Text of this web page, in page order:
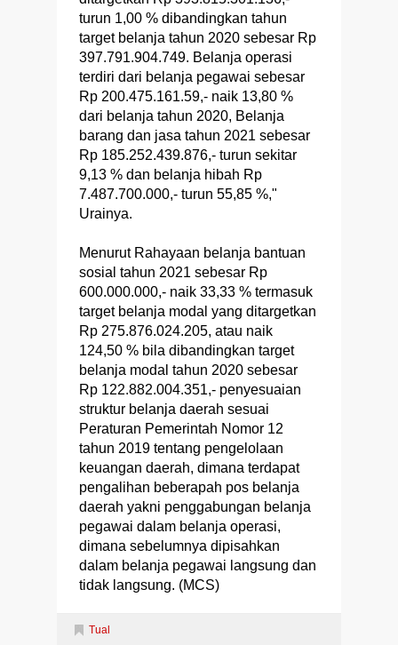
turun 1,00 % dibandingkan tahun
target belanja tahun 2020 sebesar Rp
397.791.904.749. Belanja operasi
terdiri dari belanja pegawai sebesar
Rp 200.475.161.59,- naik 13,80 %
dari belanja tahun 2020, Belanja
barang dan jasa tahun 2021 sebesar
Rp 185.252.439.876,- turun sekitar
9,13 % dan belanja hibah Rp
7.487.700.000,- turun 55,85 %,"
Urainya.
Menurut Rahayaan belanja bantuan
sosial tahun 2021 sebesar Rp
600.000.000,- naik 33,33 % termasuk
target belanja modal yang ditargetkan
Rp 275.876.024.205, atau naik
124,50 % bila dibandingkan target
belanja modal tahun 2020 sebesar
Rp 122.882.004.351,- penyesuaian
struktur belanja daerah sesuai
Peraturan Pemerintah Nomor 12
tahun 2019 tentang pengelolaan
keuangan daerah, dimana terdapat
pengalihan beberapah pos belanja
daerah yakni penggabungan belanja
pegawai dalam belanja operasi,
dimana sebelumnya dipisahkan
dalam belanja pegawai langsung dan
tidak langsung. (MCS)
Tual